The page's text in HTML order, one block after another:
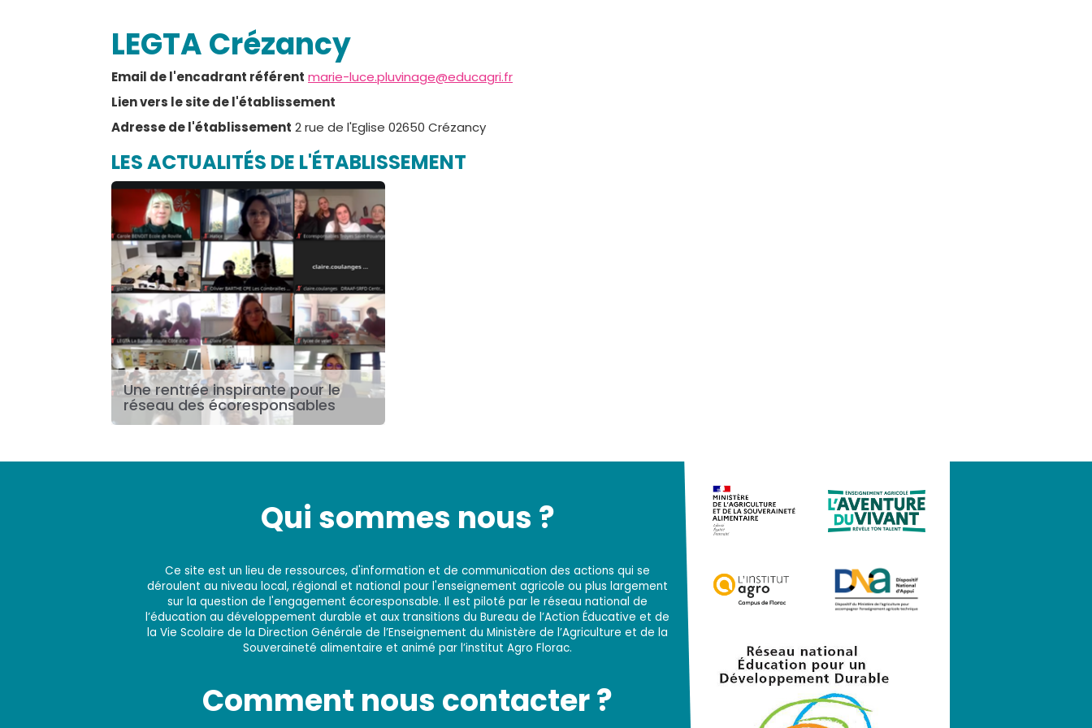
LEGTA Crézancy
Email de l'encadrant référent marie-luce.pluvinage@educagri.fr
Lien vers le site de l'établissement
Adresse de l'établissement 2 rue de l'Eglise 02650 Crézancy
LES ACTUALITÉS DE L'ÉTABLISSEMENT
Une rentrée inspirante pour le
réseau des écoresponsables
Qui sommes nous ?
Ce site est un lieu de ressources, d'information et de communication des actions qui se
déroulent au niveau local, régional et national pour l'enseignement agricole ou plus largement
sur la question de l'engagement écoresponsable. Il est piloté par le réseau national de
l’éducation au développement durable et aux transitions du Bureau de l’Action Éducative et de
la Vie Scolaire de la Direction Générale de l’Enseignement du Ministère de l’Agriculture et de la
Souveraineté alimentaire et animé par l’institut Agro Florac.
Comment nous contacter ?